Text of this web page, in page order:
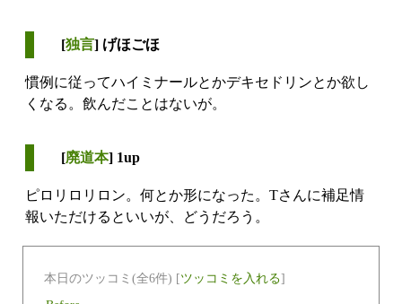
[独言] げほごほ
慣例に従ってハイミナールとかデキセドリンとか欲し
くなる。飲んだことはないが。
[廃道本] 1up
ピロリロリロン。何とか形になった。Tさんに補足情
報いただけるといいが、どうだろう。
本日のツッコミ(全6件) [ツッコミを入れる]